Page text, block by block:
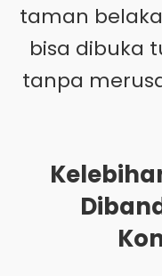
taman
bisa dibuka
tanpa